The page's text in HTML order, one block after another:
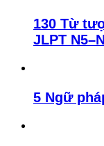
130 Từ
JLPT
5 Ngữ